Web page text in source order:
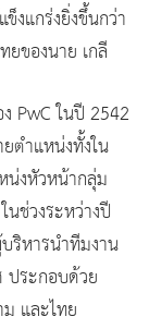
งแกร่งยิ่งขึ้นกว่า
ของนาย เกลี
PwC ในปี 2542
ตำแหน่งทั้งใน
น่งหัวหน้ากลุ่ม
ช่วงระหว่างปี
ริหารนำทีมงาน
ประกอบด้วย
และไทย